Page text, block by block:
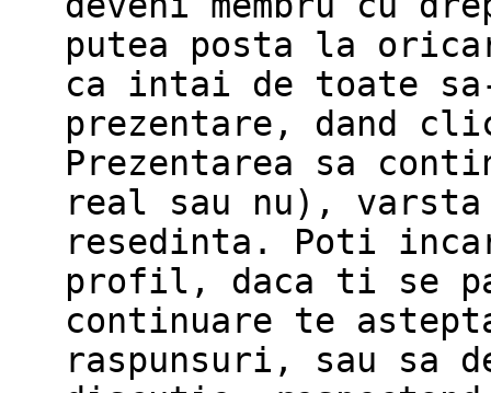
putea posta la
ca intai de toate
prezentare, dand
Prezentarea sa
real sau nu),
resedinta. Poti
profil, daca ti se
continuare te
raspunsuri, sau sa